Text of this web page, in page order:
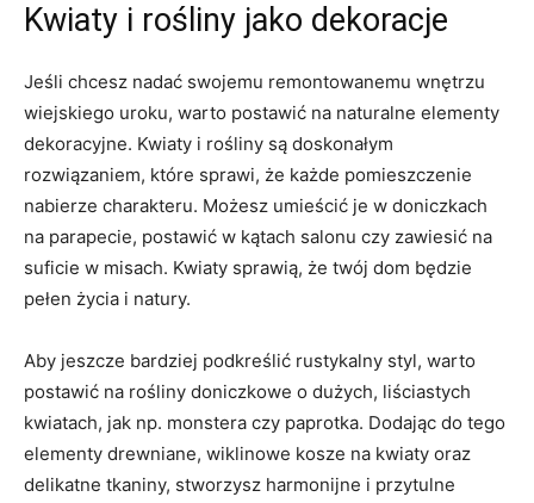
Kwiaty i rośliny jako dekoracje
Jeśli chcesz nadać swojemu remontowanemu wnętrzu
wiejskiego uroku, warto postawić na naturalne elementy
dekoracyjne. Kwiaty ‌i rośliny są doskonałym ​
rozwiązaniem, ⁣które ‌sprawi, że każde pomieszczenie
nabierze charakteru. Możesz ⁤umieścić je w doniczkach
na parapecie, postawić w kątach​ salonu czy zawiesić na
suficie ‍w misach. Kwiaty ⁣sprawią, że twój dom będzie
pełen ‌życia i⁣ natury.
Aby jeszcze bardziej podkreślić rustykalny styl, warto
postawić na rośliny doniczkowe o dużych, liściastych
‌kwiatach, jak np. monstera czy paprotka. Dodając do tego
elementy drewniane, wiklinowe kosze na kwiaty oraz
delikatne tkaniny, stworzysz harmonijne⁣ i przytulne